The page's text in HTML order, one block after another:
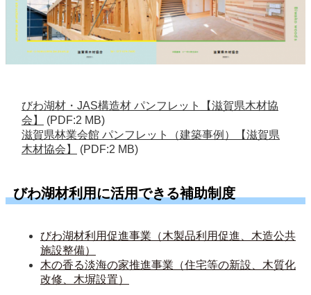
びわ湖材・JAS構造材 パンフレット【滋賀県木材協
会】
(PDF:2 MB)
滋賀県林業会館 パンフレット（建築事例）【滋賀県
木材協会】
(PDF:2 MB)
びわ湖材利用に活用できる補助制度
びわ湖材利用促進事業（木製品利用促進、木造公共
施設整備）
木の香る淡海の家推進事業（住宅等の新設、木質化
改修、木塀設置）